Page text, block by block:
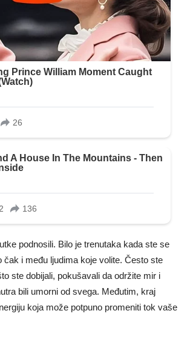
podnosili. Bilo je trenutaka kada ste se
čak i među ljudima koje volite. Često ste
ste dobijali, pokušavali da održite mir i
bili umorni od svega. Međutim, kraj
koja može potpuno promeniti tok vaše